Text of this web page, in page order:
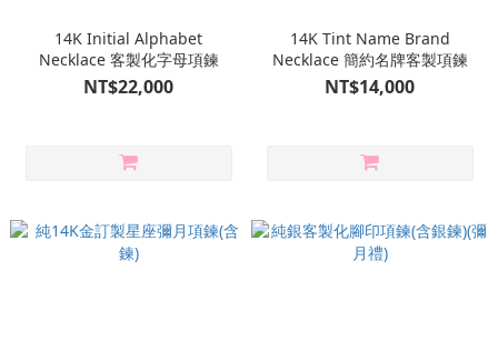
14K Initial Alphabet
Necklace 客製化字母項鍊
NT$22,000
14K Tint Name Brand
Necklace 簡約名牌客製項鍊
NT$14,000